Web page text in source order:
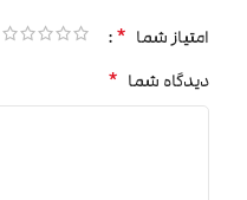
امتیاز شما *
دیدگاه شما *